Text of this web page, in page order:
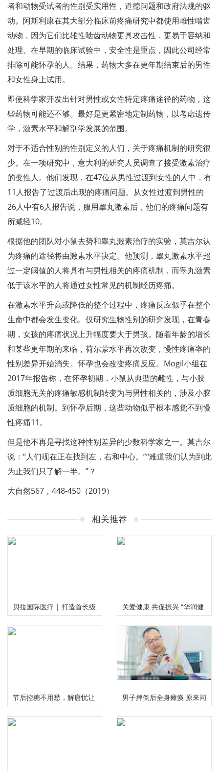
者和动物受试者的性别受实用性，道德问题和政府法规的驱
动。阿斯利康在其大部分临床前疼痛研究中都使用雌性啮齿
动物，因为它们比雄性啮齿动物更具攻击性，更易于容纳和
处理。在早期的临床试验中，安全性是重点，因此公司经常
排除可能怀孕的人。结果，药物大多在更年期结束后的男性
和女性身上试用。
即使科学家开发出针对男性或女性特定疼痛途径的药物，这
些药物可能还不够。最好是更紧密地定制药物，以考虑遗传
学，激素水平和解剖学发展的范围。
对于不适合性别的性别定义的人们，关于疼痛机制的研究很
少。在一项研究中，意大利的研究人员调查了接受激素治疗
的变性人。他们发现，在47位从男性过渡到女性的人中，有
11人报告了过渡后出现的疼痛问题。从女性过渡到男性的
26人中有6人报告说，服用睾丸激素后，他们的疼痛问题有
所减轻10。
根据他的团队对小鼠去势和睾丸激素治疗的实验，莫吉尔认
为疼痛的途径将由激素水平决定。他预测，睾丸激素水平超
过一定阈值的人将具有与男性相关的疼痛机制，而睾丸激素
低于该水平的人将通过女性常见的机制经历疼痛。
在激素水平升高或降低的整个过程中，疼痛反应似乎在整个
生命中都会发生变化。仅研究生物性别的研究发现，在青春
期，女孩的疼痛状况上升幅度要大于男孩。随着年龄的增长
和某些更年期的来临，荷尔蒙水平再次改变，慢性疼痛率的
性别差异开始消失。怀孕也会改变疼痛反应。Mogil小组在
2017年报告称，在怀孕初期，小鼠从典型的雌性，与小胶
质细胞无关的疼痛敏感机制转变为与男性相关的，涉及小胶
质细胞的机制。到怀孕后期，这些动物似乎根本感觉不到慢
性疼痛11。
但是他不再是寻找这种性别差异的少数科学家之一。莫吉尔
说：“人们现在正在找到左，右和中心。”“难道我们认为到此
为止我们只了解一半。”？
大自然567，448-450（2019）
相关推荐
贝拉国际医疗 | 打造首长级
精准服务 护航国民健康福祉
关爱健康 共促振兴 “华润健
康乡村”公益项目三周年总
结推进会在京举行
节后控糖不用愁，解唐忧让
您畅享健康美味无负担
男子摔倒后全身瘫痪 原来问
题出在颈椎上